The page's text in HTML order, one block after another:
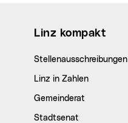
Linz kompakt
Stellenausschreibungen
Linz in Zahlen
Gemeinderat
Stadtsenat